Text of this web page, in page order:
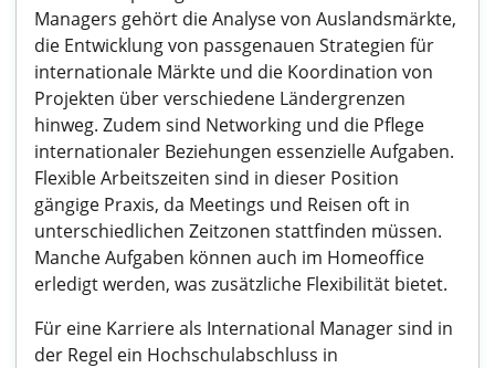
Managers gehört die Analyse von Auslandsmärkte,
die Entwicklung von passgenauen Strategien für
internationale Märkte und die Koordination von
Projekten über verschiedene Ländergrenzen
hinweg. Zudem sind Networking und die Pflege
internationaler Beziehungen essenzielle Aufgaben.
Flexible Arbeitszeiten sind in dieser Position
gängige Praxis, da Meetings und Reisen oft in
unterschiedlichen Zeitzonen stattfinden müssen.
Manche Aufgaben können auch im Homeoffice
erledigt werden, was zusätzliche Flexibilität bietet.
Für eine Karriere als International Manager sind in
der Regel ein Hochschulabschluss in